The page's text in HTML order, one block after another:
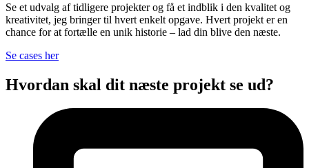
Se et udvalg af tidligere projekter og få et indblik i den kvalitet og
kreativitet, jeg bringer til hvert enkelt opgave. Hvert projekt er en
chance for at fortælle en unik historie – lad din blive den næste.
Se cases her
Hvordan skal dit næste projekt se ud?